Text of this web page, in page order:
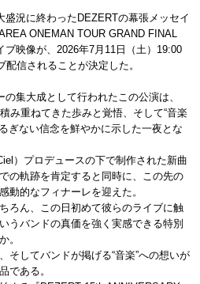
況に終わったDEZERTの幕張メッセイ
ONEMAN TOUR GRAND FINAL
ブ映像が、2026年7月11日（土）19:00
信されることが決定した。
集大成として行われたこの公演は、
み重ねてきた歩みと覚悟、そして“音楽
ぎない信念を鮮やかに示した一夜とな
）プロデュースの下で制作された新曲
の軌跡を肯定すると同時に、この先の
動的なフィナーレを迎えた。
ろん、この日初めて彼らのライブに触
うバンドの真価を強く実感できる特別
。
そしてバンドが掲げる“音楽”への想いが
である。